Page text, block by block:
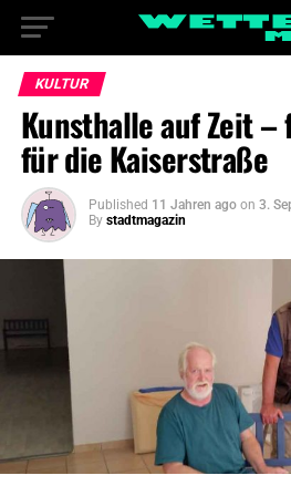
KULTUR
Kunsthalle auf Zeit –
für die Kaiserstraße
Published 11 Jahren ago on 3.
By stadtmagazin